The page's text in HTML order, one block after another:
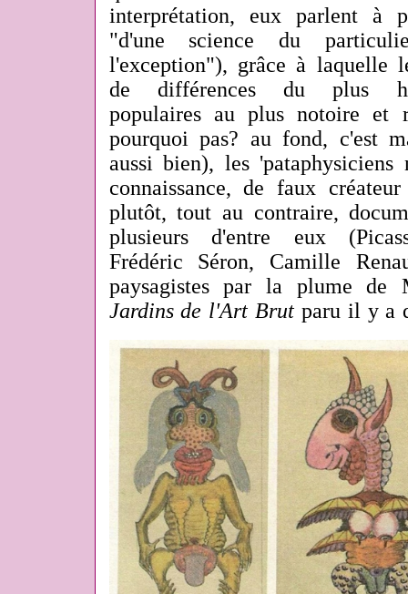
interprétation, eux parlent à
"d'une science du
l'exception"), grâce à laquelle
de différences du plus
populaires au plus notoire et
pourquoi pas? au fond, c'est
aussi bien), les
connaissance, de faux
plutôt, tout au contraire,
plusieurs d'entre eux
Frédéric Séron, Camille
paysagistes par la plume de
Jardins de l'Art Brut paru il y a